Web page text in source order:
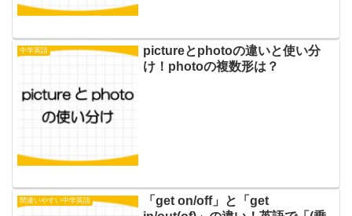
中学英語
pictureとphotoの違いと使い分
け！photoの複数形は？
間違いやすい中学英語
「get on/off」と「get